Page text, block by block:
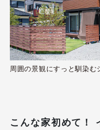
周囲の景観にすっと馴染む
こんな家初めて！